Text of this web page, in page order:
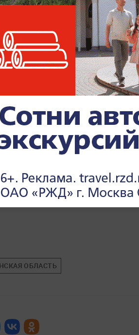
сад ребёнок должен
Он должен исключить
этапе, а невролог
а также общее состояние
событий в режиме
новости» на Life.ru.
ОБЛАСТЬ